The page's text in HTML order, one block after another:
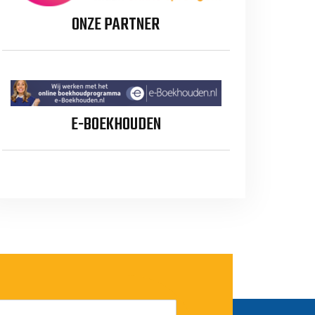
ONZE PARTNER
E-BOEKHOUDEN